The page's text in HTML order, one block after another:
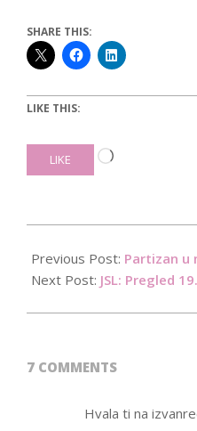
SHARE THIS:
LIKE THIS:
LIKE
Loading…
11-
28
Previous Post: Partizan u
Next Post: JSL: Pregled
7 COMMENTS
Hvala ti na